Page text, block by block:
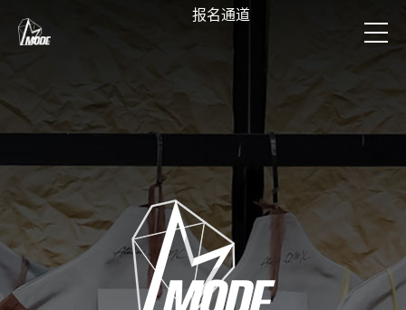
报名通道